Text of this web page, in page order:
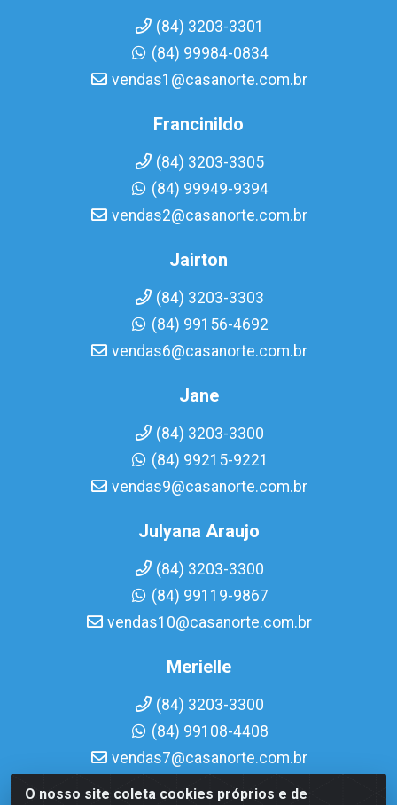
O nosso site coleta cookies próprios e de
(84) 3203-3301
(84) 99984-0834
vendas1@casanorte.com.br
Francinildo
(84) 3203-3305
(84) 99949-9394
vendas2@casanorte.com.br
Jairton
(84) 3203-3303
(84) 99156-4692
vendas6@casanorte.com.br
Jane
(84) 3203-3300
(84) 99215-9221
vendas9@casanorte.com.br
Julyana Araujo
(84) 3203-3300
(84) 99119-9867
vendas10@casanorte.com.br
Merielle
(84) 3203-3300
(84) 99108-4408
vendas7@casanorte.com.br